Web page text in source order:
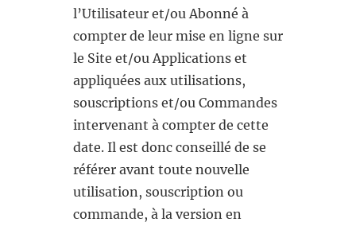
l’Utilisateur et/ou Abonné à
compter de leur mise en ligne sur
le Site et/ou Applications et
appliquées aux utilisations,
souscriptions et/ou Commandes
intervenant à compter de cette
date. Il est donc conseillé de se
référer avant toute nouvelle
utilisation, souscription ou
commande, à la version en